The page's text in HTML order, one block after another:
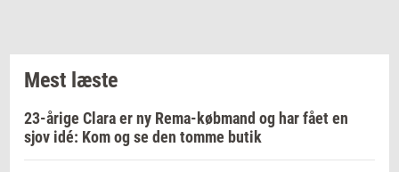
Mest læste
23-årige Clara er ny Rema-købmand og har fået en
sjov idé: Kom og se den tomme butik